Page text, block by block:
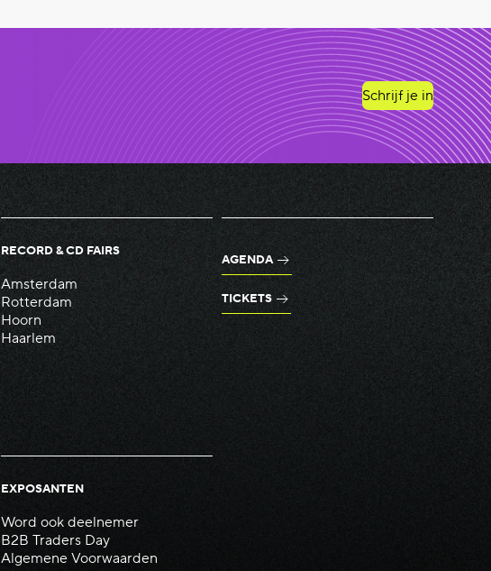
Schrijf je in
AGENDA
TICKETS
RECORD & CD FAIRS
Amsterdam
Rotterdam
Hoorn
Haarlem
EXPOSANTEN
Word ook deelnemer
B2B Traders Day
Algemene Voorwaarden